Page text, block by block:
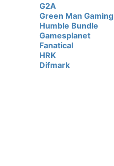
G2A
Green Man Gaming
Humble Bundle
Gamesplanet
Fanatical
HRK
Difmark